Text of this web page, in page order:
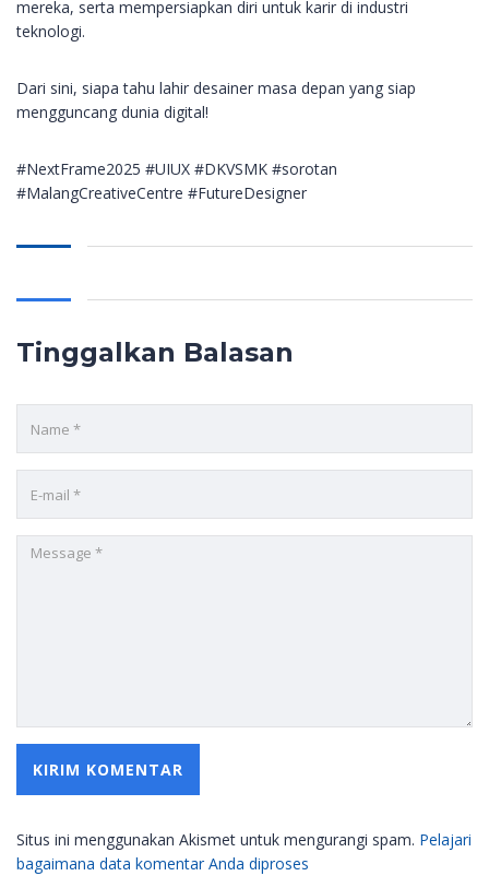
mereka, serta mempersiapkan diri untuk karir di industri
teknologi.
Dari sini, siapa tahu lahir desainer masa depan yang siap
mengguncang dunia digital!
#NextFrame2025 #UIUX #DKVSMK #sorotan
#MalangCreativeCentre #FutureDesigner
Tinggalkan Balasan
Situs ini menggunakan Akismet untuk mengurangi spam. Pelajari
bagaimana data komentar Anda diproses